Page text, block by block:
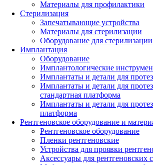
Материалы для профилактики
Стерилизация
Запечатывающие устройства
Материалы для стерилизации
Оборудование для стерилизации
Имплантация
Оборудование
Имплантологические
Имплантаты и детали для
Имплантаты и детали для
стандартная платформа
Имплантаты и детали для
платформа
Рентгеновское оборудование и
Рентгеновское оборудование
Пленки рентгеновские
Устройства для проявки
Аксессуары для рентгеновских